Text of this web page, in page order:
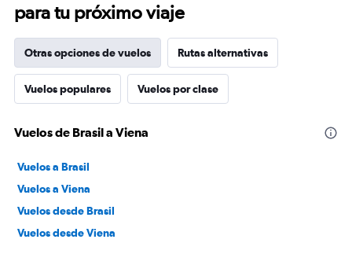
para tu próximo viaje
Otras opciones de vuelos Rutas alternativas
Vuelos populares Vuelos por clase
Vuelos de Brasil a Viena
Vuelos a Brasil
Vuelos a Viena
Vuelos desde Brasil
Vuelos desde Viena